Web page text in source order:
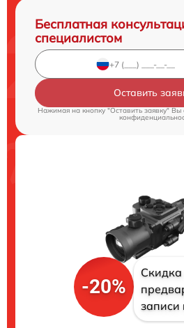
Бесплатная
специалистом
Оставить
Нажимая на кнопку "Оставить заявку" Вы
-20%
Скидка
записи